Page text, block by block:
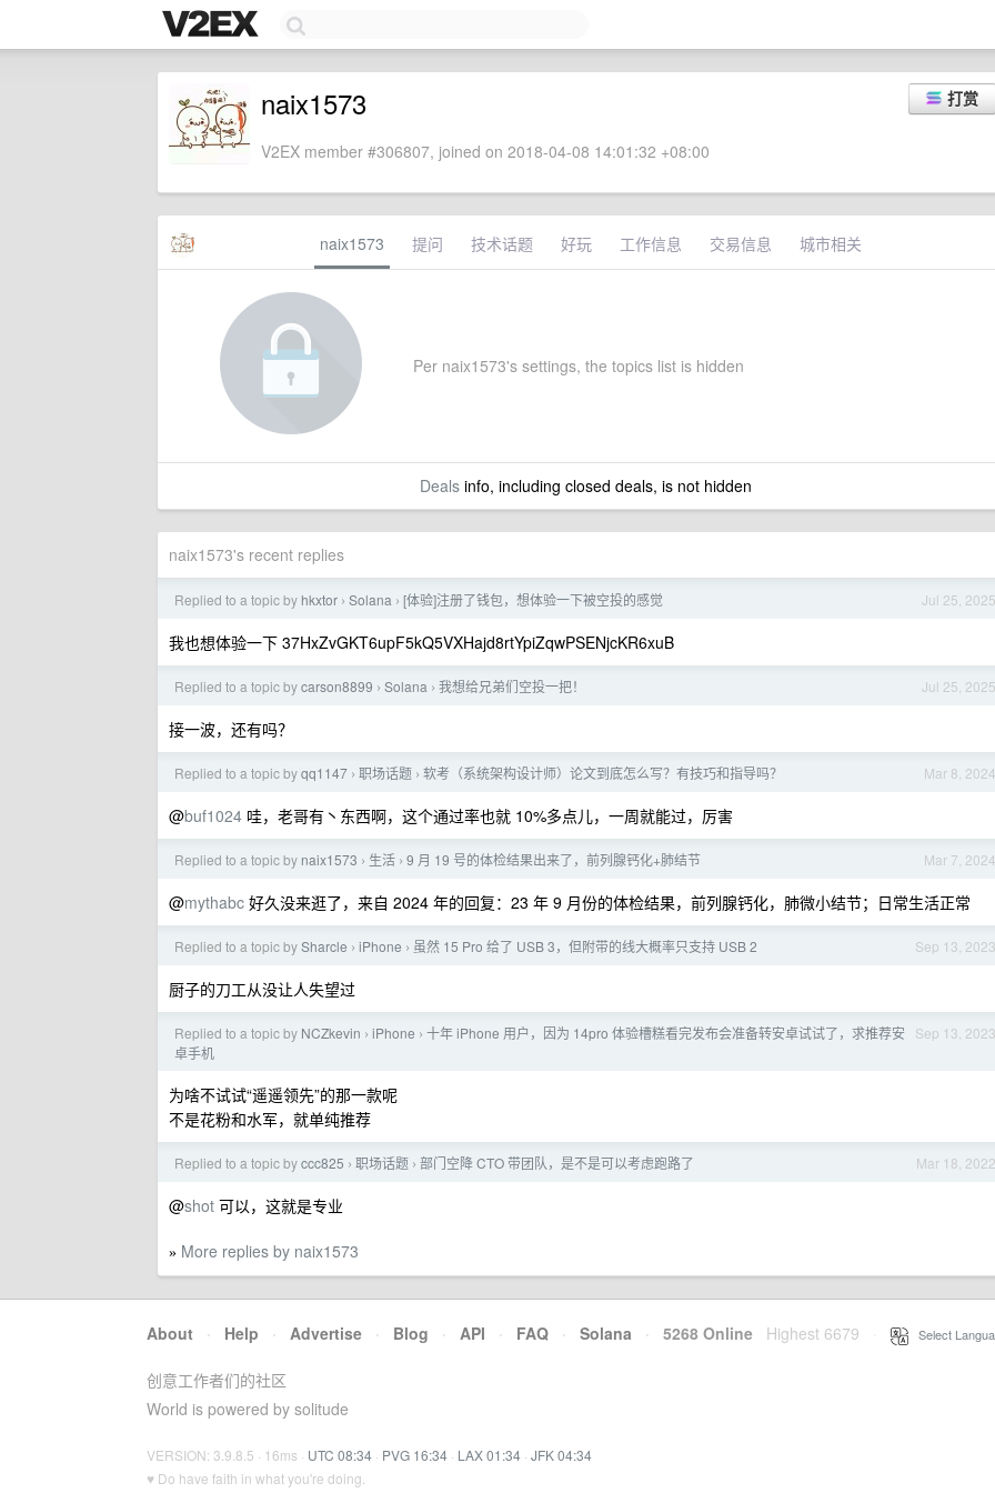
打赏
naix1573
V2EX member #306807, joined on 2018-04-08 14:01:32 +08:00
naix1573 提问 技术话题 好玩 工作信息 交易信息 城市相关
Per naix1573's settings, the topics list is hidden
Dealsinfo, including closed deals, is not hidden
naix1573's recent replies
Jul 25, 2025
Replied to a topic by hkxtor › Solana › [体验]注册了钱包，想体验一下被空投的感觉
我也想体验一下 37HxZvGKT6upF5kQ5VXHajd8rtYpiZqwPSENjcKR6xuB
Jul 25, 2025
Replied to a topic bycarson8899 › Solana › 我想给兄弟们空投一把！
接一波，还有吗？
Mar 8, 2024
Replied to a topic byqq1147 › 职场话题 › 软考（系统架构设计师）论文到底怎么写？有技巧和指导吗？
@buf1024 哇，老哥有丶东西啊，这个通过率也就 10%多点儿，一周就能过，厉害
Mar 7, 2024
Replied to a topic by naix1573 › 生活 › 9 月 19 号的体检结果出来了，前列腺钙化+肺结节
@mythabc 好久没来逛了，来自 2024 年的回复：23 年 9 月份的体检结果，前列腺钙化，肺微小结节；日常生活正常
Sep 13, 2023
Replied to a topic bySharcle › iPhone › 虽然 15 Pro 给了 USB 3，但附带的线大概率只支持 USB 2
厨子的刀工从没让人失望过
Sep 13, 2023
Replied to a topic by NCZkevin › iPhone › 十年 iPhone 用户，因为 14pro 体验槽糕看完发布会准备转安卓试试了，求推荐安
卓手机
为啥不试试“遥遥领先”的那一款呢
不是花粉和水军，就单纯推荐
Mar 18, 2022
Replied to a topic byccc825 › 职场话题 › 部门空降 CTO 带团队，是不是可以考虑跑路了
@shot 可以，这就是专业
» More replies by naix1573
About · Help · Advertise · Blog · API · FAQ · Solana · 5268 Online Highest 6679 Select
创意工作者们的社区
World is powered by solitude
VERSION: 3.9.8.5 · 16ms · UTC 08:34 · PVG 16:34 · LAX 01:34 · JFK 04:34
♥ Do have faith in what you're doing.